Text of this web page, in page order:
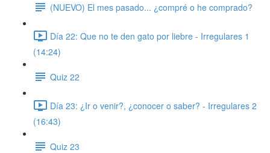
(NUEVO) El mes pasado... ¿compré o he comprado?
Día 22: Que no te den gato por liebre - Irregulares 1
(14:24)
Quiz 22
Día 23: ¿Ir o venir?, ¿conocer o saber? - Irregulares 2
(16:43)
Quiz 23